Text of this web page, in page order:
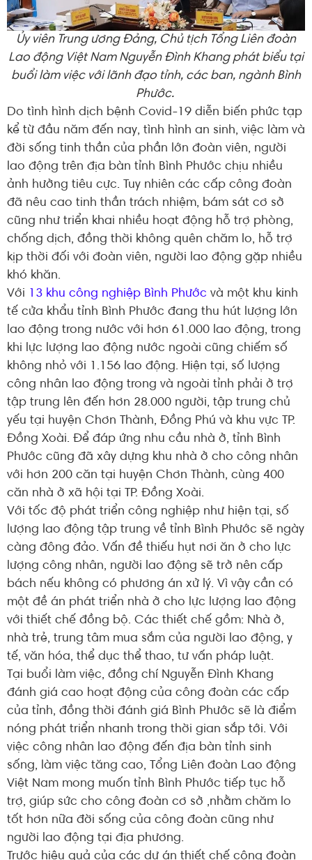
Ủy viên Trung ương Đảng, Chủ tịch Tổng Liên đoàn
Lao động Việt Nam Nguyễn Đình Khang phát biểu tại
buổi làm việc với lãnh đạo tỉnh, các ban, ngành Bình
Phước.
Do tình hình dịch bệnh Covid-19 diễn biến phức tạp
kể từ đầu năm đến nay, tình hình an sinh, việc làm và
đời sống tinh thần của phần lớn đoàn viên, người
lao động trên địa bàn tỉnh Bình Phước chịu nhiều
ảnh hưởng tiêu cực. Tuy nhiên các cấp công đoàn
đã nêu cao tinh thần trách nhiệm, bám sát cơ sở
cũng như triển khai nhiều hoạt động hỗ trợ phòng,
chống dịch, đồng thời không quên chăm lo, hỗ trợ
kịp thời đối với đoàn viên, người lao động gặp nhiều
khó khăn.
Với 13 khu công nghiệp Bình Phước và một khu kinh
tế cửa khẩu tỉnh Bình Phước đang thu hút lượng lớn
lao động trong nước với hơn 61.000 lao động, trong
khi lực lượng lao động nước ngoài cũng chiếm số
không nhỏ với 1.156 lao động. Hiện tại, số lượng
công nhân lao động trong và ngoài tỉnh phải ở trợ
tập trung lên đến hơn 28.000 người, tập trung chủ
yếu tại huyện Chơn Thành, Đồng Phú và khu vực TP.
Đồng Xoài. Để đáp ứng nhu cầu nhà ở, tỉnh Bình
Phước cũng đã xây dựng khu nhà ở cho công nhân
với hơn 200 căn tại huyện Chơn Thành, cùng 400
căn nhà ở xã hội tại TP. Đồng Xoài.
Với tốc độ phát triển công nghiệp như hiện tại, số
lượng lao động tập trung về tỉnh Bình Phước sẽ ngày
càng đông đảo. Vấn đề thiếu hụt nơi ăn ở cho lực
lượng công nhân, người lao động sẽ trở nên cấp
bách nếu không có phương án xử lý. Vì vậy cần có
một đề án phát triển nhà ở cho lực lượng lao động
với thiết chế đồng bộ. Các thiết chế gồm: Nhà ở,
nhà trẻ, trung tâm mua sắm của người lao động, y
tế, văn hóa, thể dục thể thao, tư vấn pháp luật.
Tại buổi làm việc, đồng chí Nguyễn Đình Khang
đánh giá cao hoạt động của công đoàn các cấp
của tỉnh, đồng thời đánh giá Bình Phước sẽ là điểm
nóng phát triển nhanh trong thời gian sắp tới. Với
việc công nhân lao động đến địa bàn tỉnh sinh
sống, làm việc tăng cao, Tổng Liên đoàn Lao động
Việt Nam mong muốn tỉnh Bình Phước tiếp tục hỗ
trợ, giúp sức cho công đoàn cơ sở ,nhằm chăm lo
tốt hơn nữa đời sống của công đoàn cũng như
người lao động tại địa phương.
Trước hiệu quả của các dự án thiết chế công đoàn